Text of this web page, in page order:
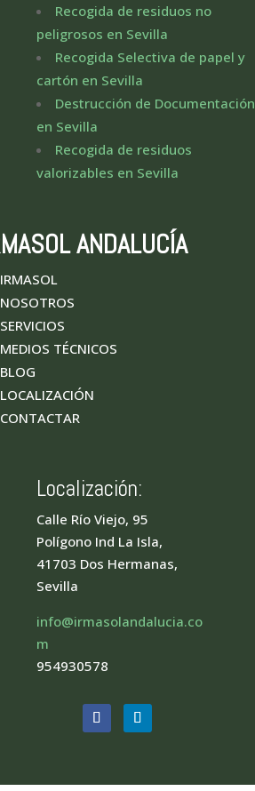
Recogida de residuos no
peligrosos en Sevilla
Recogida Selectiva de papel y
cartón en Sevilla
Destrucción de Documentación
en Sevilla
Recogida de residuos
valorizables en Sevilla
ANDALUCÍA
IRMASOL
NOSOTROS
SERVICIOS
MEDIOS TÉCNICOS
BLOG
LOCALIZACIÓN
CONTACTAR
Localización:
Calle Río Viejo, 95
Polígono Ind La Isla,
41703 Dos Hermanas,
Sevilla
info@irmasolandalucia.co
m
954930578